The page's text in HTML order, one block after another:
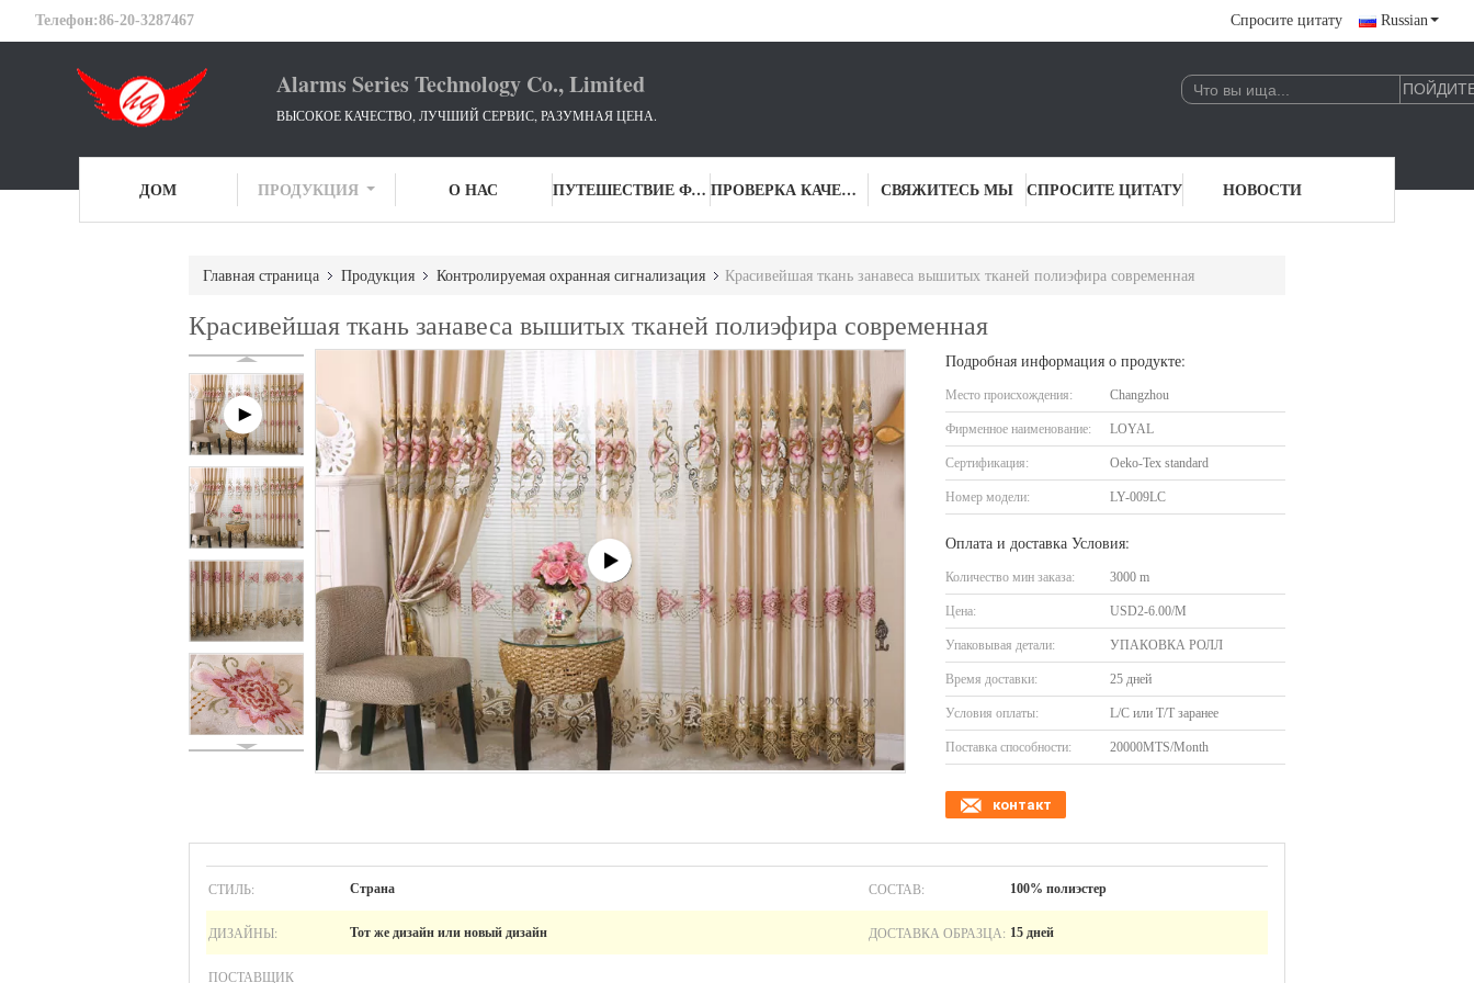
Телефон:86-20-3287467 Спросите цитату Russian
Alarms Series Technology Co., Limited
ВЫСОКОЕ КАЧЕСТВО, ЛУЧШИЙ СЕРВИС, РАЗУМНАЯ ЦЕНА.
ДОМ ПРОДУКЦИЯ О НАС ПУТЕШЕСТВИЕ ФАБРИКИ ПРОВЕРКА КАЧЕСТВА СВЯЖИТЕСЬ МЫ СПРОСИТЕ ЦИТАТУ НОВОСТИ
Главная страница Продукция Контролируемая охранная сигнализация Красивейшая ткань занавеса вышитых тканей полиэфира современная
Красивейшая ткань занавеса вышитых тканей полиэфира современная
Подробная информация о продукте:
Место происхождения: Changzhou
Фирменное наименование: LOYAL
Сертификация: Oeko-Tex standard
Номер модели: LY-009LC
Оплата и доставка Условия:
Количество мин заказа: 3000 m
Цена: USD2-6.00/M
Упаковывая детали: УПАКОВКА РОЛЛ
Время доставки: 25 дней
Условия оплаты: L/C или T/T заранее
Поставка способности: 20000MTS/Month
контакт
СТИЛЬ: Страна СОСТАВ: 100% полиэстер
ДИЗАЙНЫ: Тот же дизайн или новый дизайн ДОСТАВКА ОБРАЗЦА: 15 дней
ПОСТАВЩИК